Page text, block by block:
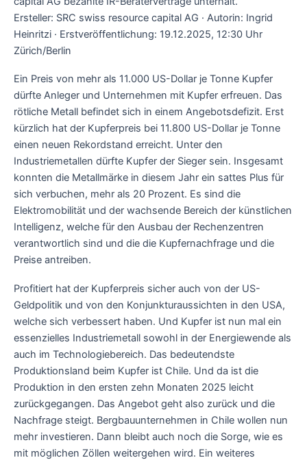
Ersteller: SRC swiss resource capital AG · Autorin: Ingrid
Heinritzi · Erstveröffentlichung: 19.12.2025, 12:30 Uhr
Zürich/Berlin
Ein Preis von mehr als 11.000 US-Dollar je Tonne Kupfer
dürfte Anleger und Unternehmen mit Kupfer erfreuen. Das
rötliche Metall befindet sich in einem Angebotsdefizit. Erst
kürzlich hat der Kupferpreis bei 11.800 US-Dollar je Tonne
einen neuen Rekordstand erreicht. Unter den
Industriemetallen dürfte Kupfer der Sieger sein. Insgesamt
konnten die Metallmärke in diesem Jahr ein sattes Plus für
sich verbuchen, mehr als 20 Prozent. Es sind die
Elektromobilität und der wachsende Bereich der künstlichen
Intelligenz, welche für den Ausbau der Rechenzentren
verantwortlich sind und die die Kupfernachfrage und die
Preise antreiben.
Profitiert hat der Kupferpreis sicher auch von der US-
Geldpolitik und von den Konjunkturaussichten in den USA,
welche sich verbessert haben. Und Kupfer ist nun mal ein
essenzielles Industriemetall sowohl in der Energiewende als
auch im Technologiebereich. Das bedeutendste
Produktionsland beim Kupfer ist Chile. Und da ist die
Produktion in den ersten zehn Monaten 2025 leicht
zurückgegangen. Das Angebot geht also zurück und die
Nachfrage steigt. Bergbauunternehmen in Chile wollen nun
mehr investieren. Dann bleibt auch noch die Sorge, wie es
mit möglichen Zöllen weitergehen wird. Ein weiteres